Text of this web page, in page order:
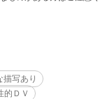
描写あり
的ＤＶ